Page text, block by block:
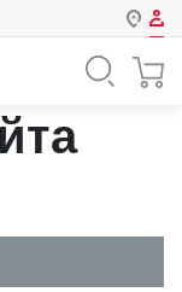
Казахстан